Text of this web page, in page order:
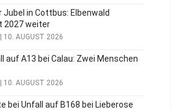
Jubel in Cottbus: Elbenwald
2027 weiter
10. AUGUST 2026
auf A13 bei Calau: Zwei Menschen
10. AUGUST 2026
bei Unfall auf B168 bei Lieberose